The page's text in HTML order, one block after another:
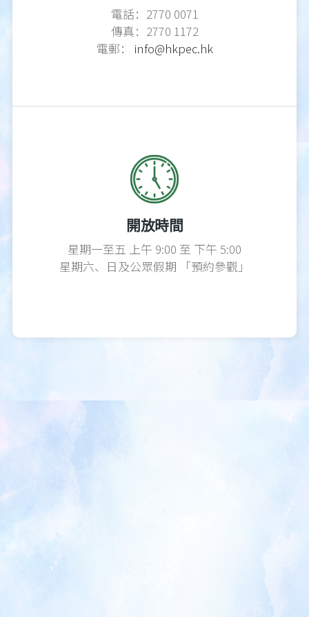
電話：2770 0071
傳真：2770 1172
電郵： info@hkpec.hk
開放時間
星期一至五 上午 9:00 至 下午 5:00
星期六、日及公眾假期 「預約參觀」